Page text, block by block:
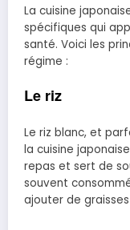
La cuisine
spécifiques qui
santé. Voici les
régime :
Le riz
Le riz blanc, et
la cuisine
repas et sert de
souvent
ajouter de